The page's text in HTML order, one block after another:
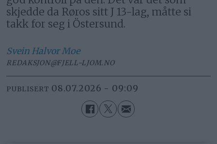
skjedde da Røros sitt J 13-lag, måtte si
takk for seg i Östersund.
Svein HalvorMoe
REDAKSJON@FJELL-LJOM.NO
PUBLISERT 08.07.2026 - 09:09